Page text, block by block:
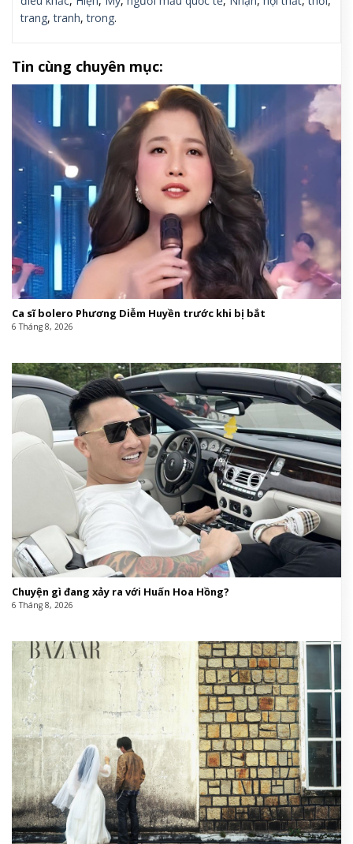
Áo: Vivetta. Giày: Jil Sander. Hoa tai: Isabel Marant. Quần
tất: Falke.
Photographer: Lily Wolfe @lilywolfephotography
Stylist & Creative Dirrector: Alessandra Minto
@mintgrams_
Model: Samia Irumva @samiagisage from
Independent Agency @independent_mgmt
Makeup Artist: Caterina Centrone
@caterinamakeupartist
Hair Stylist: Daniele Cancemi @danielecancemii
>>XU HƯỚNG ĐIÊU KHẮC TRONG THỜI TRANG
Harper’s Bazaar Việt Nam
Fashion,nội thất,người mẫu quốc tế,điêu khắcnội
thất,người mẫu quốc tế,điêu khắc#Mỹ #nhân
#trong #tranh #thời #trang #hiện #đại1781888812
This entry was posted inGiáo hội Việt Nam and taggedđại
điêu khắc,Hiện ,Mỹ,người mẫu quốc tế,Nhận,nội thất,thời,
trang,tranh,trong.
Tin cùng chuyên mục: